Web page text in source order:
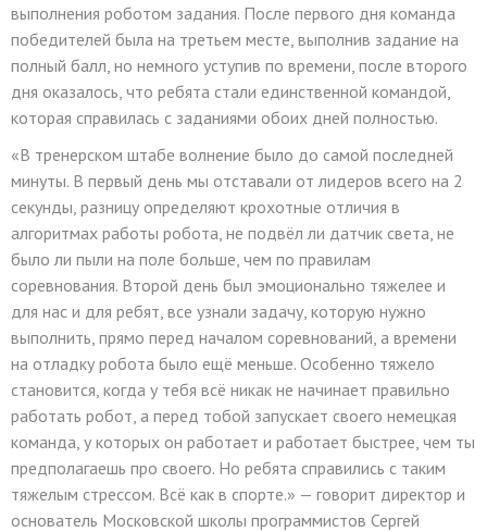
выполнения роботом задания. После первого дня команда
победителей была на третьем месте, выполнив задание на
полный балл, но немного уступив по времени, после второго
дня оказалось, что ребята стали единственной командой,
которая справилась с заданиями обоих дней полностью.
«В тренерском штабе волнение было до самой последней
минуты. В первый день мы отставали от лидеров всего на 2
секунды, разницу определяют крохотные отличия в
алгоритмах работы робота, не подвёл ли датчик света, не
было ли пыли на поле больше, чем по правилам
соревнования. Второй день был эмоционально тяжелее и
для нас и для ребят, все узнали задачу, которую нужно
выполнить, прямо перед началом соревнований, а времени
на отладку робота было ещё меньше. Особенно тяжело
становится, когда у тебя всё никак не начинает правильно
работать робот, а перед тобой запускает своего немецкая
команда, у которых он работает и работает быстрее, чем ты
предполагаешь про своего. Но ребята справились с таким
тяжелым стрессом. Всё как в спорте.» — говорит директор и
основатель Московской школы программистов Сергей